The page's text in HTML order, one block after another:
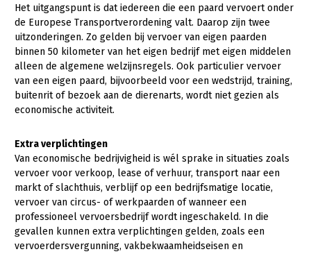
Mens, ondernemerschap en onderwijs
Internationaal
Sectoren
Dier
Geitenhouderij
Kalverhouderij
Konijnenhouderij
Melkveehouderij
Paardenhouderij
Akkerbouw
Biologische Landbouw
Bollenteelt
Bomen, vaste planten en zomerbloemen
Fruitteelt
Multifunctionele landbouw
Multifunctioneel
Vrouw en Bedrijf
Onderwerpen
Nieuws
Nieuwsabonnement
Het uitgangspunt is dat iedereen die een paard vervoert onder
de Europese Transportverordening valt. Daarop zijn twee
uitzonderingen. Zo gelden bij vervoer van eigen paarden
binnen 50 kilometer van het eigen bedrijf met eigen middelen
alleen de algemene welzijnsregels. Ook particulier vervoer
van een eigen paard, bijvoorbeeld voor een wedstrijd, training,
buitenrit of bezoek aan de dierenarts, wordt niet gezien als
economische activiteit.
Extra verplichtingen
Van economische bedrijvigheid is wél sprake in situaties zoals
vervoer voor verkoop, lease of verhuur, transport naar een
markt of slachthuis, verblijf op een bedrijfsmatige locatie,
vervoer van circus- of werkpaarden of wanneer een
professioneel vervoersbedrijf wordt ingeschakeld. In die
gevallen kunnen extra verplichtingen gelden, zoals een
vervoerdersvergunning, vakbekwaamheidseisen en